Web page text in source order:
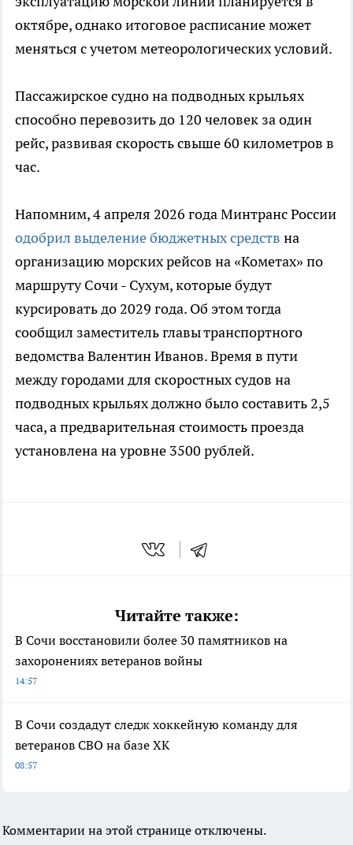
октябре, однако итоговое расписание может
меняться с учетом метеорологических условий.
Пассажирское судно на подводных крыльях
способно перевозить до 120 человек за один
рейс, развивая скорость свыше 60 километров в
час.
Напомним, 4 апреля 2026 года Минтранс России
одобрил выделение бюджетных средств на
организацию морских рейсов на «Кометах» по
маршруту Сочи - Сухум, которые будут
курсировать до 2029 года. Об этом тогда
сообщил заместитель главы транспортного
ведомства Валентин Иванов. Время в пути
между городами для скоростных судов на
подводных крыльях должно было составить 2,5
часа, а предварительная стоимость проезда
установлена на уровне 3500 рублей.
Читайте также:
В Сочи восстановили более 30 памятников на
захоронениях ветеранов войны
14:57
В Сочи создадут следж хоккейную команду для
ветеранов СВО на базе ХК
08:57
Комментарии на этой странице отключены.